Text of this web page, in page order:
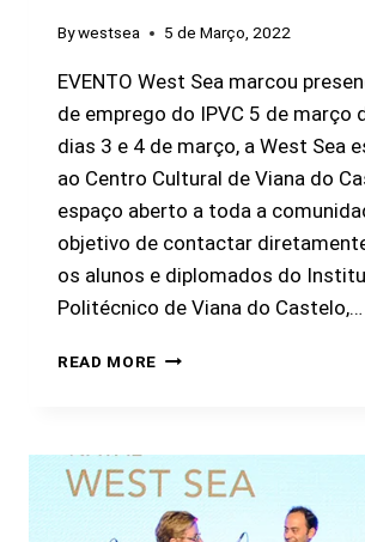
Bywestsea 5 de Março, 2022
EVENTO West Sea marcou
de emprego do IPVC 5 de março
dias 3 e 4 de março, a West Sea
ao Centro Cultural de Viana do
espaço aberto a toda a
objetivo de contactar
os alunos e diplomados do
Politécnico de Viana do Castelo,…
READ MORE